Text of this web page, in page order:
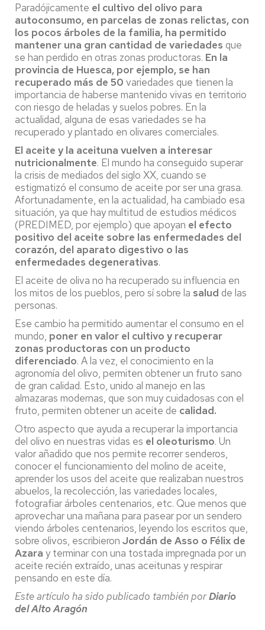
Paradójicamente el cultivo del olivo para
autoconsumo, en parcelas de zonas relictas, con
los pocos árboles de la familia, ha permitido
mantener una gran cantidad de variedades que
se han perdido en otras zonas productoras. En la
provincia de Huesca, por ejemplo, se han
recuperado más de 50 variedades que tienen la
importancia de haberse mantenido vivas en territorio
con riesgo de heladas y suelos pobres. En la
actualidad, alguna de esas variedades se ha
recuperado y plantado en olivares comerciales.
El aceite y la aceituna vuelven a interesar
nutricionalmente. El mundo ha conseguido superar
la crisis de mediados del siglo XX, cuando se
estigmatizó el consumo de aceite por ser una grasa.
Afortunadamente, en la actualidad, ha cambiado esa
situación, ya que hay multitud de estudios médicos
(PREDIMED, por ejemplo) que apoyan el efecto
positivo del aceite sobre las enfermedades del
corazón, del aparato digestivo o las
enfermedades degenerativas.
El aceite de oliva no ha recuperado su influencia en
los mitos de los pueblos, pero sí sobre la salud de las
personas.
Ese cambio ha permitido aumentar el consumo en el
mundo, poner en valor el cultivo y recuperar
zonas productoras con un producto
diferenciado. A la vez, el conocimiento en la
agronomía del olivo, permiten obtener un fruto sano
de gran calidad. Esto, unido al manejo en las
almazaras modernas, que son muy cuidadosas con el
fruto, permiten obtener un aceite de calidad.
Otro aspecto que ayuda a recuperar la importancia
del olivo en nuestras vidas es el oleoturismo. Un
valor añadido que nos permite recorrer senderos,
conocer el funcionamiento del molino de aceite,
aprender los usos del aceite que realizaban nuestros
abuelos, la recolección, las variedades locales,
fotografiar árboles centenarios, etc. Que menos que
aprovechar una mañana para pasear por un sendero
viendo árboles centenarios, leyendo los escritos que,
sobre olivos, escribieron Jordán de Asso o Félix de
Azara y terminar con una tostada impregnada por un
aceite recién extraído, unas aceitunas y respirar
pensando en este día.
Este artículo ha sido publicado también porDiario
del Alto Aragón